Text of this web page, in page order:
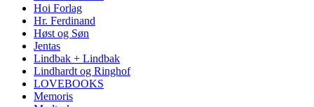
Hoi Forlag
Hr. Ferdinand
Høst og Søn
Jentas
Lindbak + Lindbak
Lindhardt og Ringhof
LOVEBOOKS
Memoris